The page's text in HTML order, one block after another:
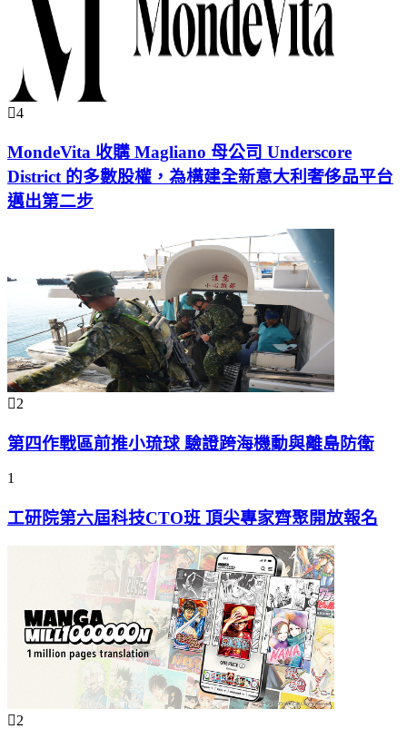
4
MondeVita 收購 Magliano 母公司 Underscore
District 的多數股權，為構建全新意大利奢侈品平台
邁出第二步
2
第四作戰區前推小琉球 驗證跨海機動與離島防衛
1
工研院第六屆科技CTO班 頂尖專家齊聚開放報名
2